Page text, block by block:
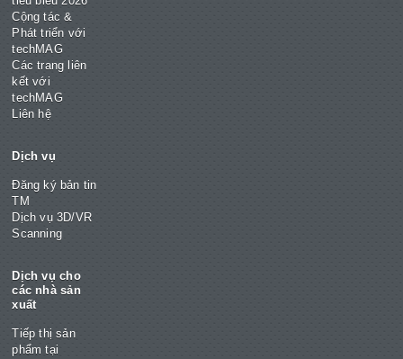
Cộng tác &
Phát triển với
techMAG
Các trang liên
kết với
techMAG
Liên hệ
Dịch vụ
Đăng ký bản tin
TM
Dịch vụ 3D/VR
Scanning
Dịch vụ cho
các nhà sản
xuất
Tiếp thị sản
phẩm tại